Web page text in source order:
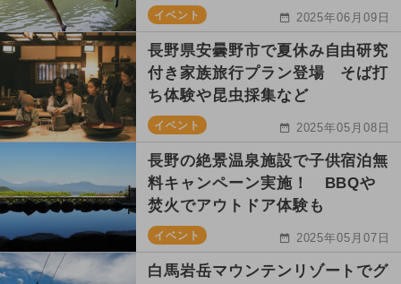
イベント 2025年06月09日
長野県安曇野市で夏休み自由研究
付き家族旅行プラン登場 そば打
ち体験や昆虫採集など
イベント 2025年05月08日
長野の絶景温泉施設で子供宿泊無
料キャンペーン実施！ BBQや
焚火でアウトドア体験も
イベント 2025年05月07日
白馬岩岳マウンテンリゾートでグ